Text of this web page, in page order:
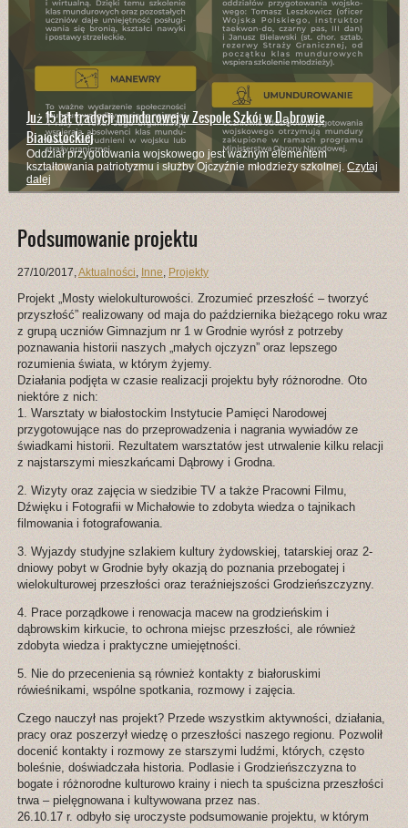
Branżowa Szkoła I Stopnia kształci w wielu zawodach
Kucharze, mechanicy pojazdów samochodowych, stolarze, rolnicy,
murarze - to zaledwie część z zawodów w których kształci szkołaCzytaj
dalej
Podsumowanie projektu
27/10/2017,Aktualności, Inne, Projekty
Projekt „Mosty wielokulturowości. Zrozumieć przeszłość – tworzyć
przyszłość” realizowany od maja do października bieżącego roku wraz
z grupą uczniów Gimnazjum nr 1 w Grodnie wyrósł z potrzeby
poznawania historii naszych „małych ojczyzn” oraz lepszego
rozumienia świata, w którym żyjemy.
Działania podjęta w czasie realizacji projektu były różnorodne. Oto
niektóre z nich:
1. Warsztaty w białostockim Instytucie Pamięci Narodowej
przygotowujące nas do przeprowadzenia i nagrania wywiadów ze
świadkami historii. Rezultatem warsztatów jest utrwalenie kilku relacji
z najstarszymi mieszkańcami Dąbrowy i Grodna.
2. Wizyty oraz zajęcia w siedzibie TV a także Pracowni Filmu,
Dźwięku i Fotografii w Michałowie to zdobyta wiedza o tajnikach
filmowania i fotografowania.
3. Wyjazdy studyjne szlakiem kultury żydowskiej, tatarskiej oraz 2-
dniowy pobyt w Grodnie były okazją do poznania przebogatej i
wielokulturowej przeszłości oraz teraźniejszości Grodzieńszczyzny.
4. Prace porządkowe i renowacja macew na grodzieńskim i
dąbrowskim kirkucie, to ochrona miejsc przeszłości, ale również
zdobyta wiedza i praktyczne umiejętności.
5. Nie do przecenienia są również kontakty z białoruskimi
rówieśnikami, wspólne spotkania, rozmowy i zajęcia.
Czego nauczył nas projekt? Przede wszystkim aktywności, działania,
pracy oraz poszerzył wiedzę o przeszłości naszego regionu. Pozwolił
docenić kontakty i rozmowy ze starszymi ludźmi, których, często
boleśnie, doświadczała historia. Podlasie i Grodzieńszczyzna to
bogate i różnorodne kulturowo krainy i niech ta spuścizna przeszłości
trwa – pielęgnowana i kultywowana przez nas.
26.10.17 r. odbyło się uroczyste podsumowanie projektu, w którym